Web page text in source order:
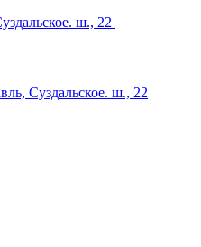
ш., 22
Суздальское. ш., 22